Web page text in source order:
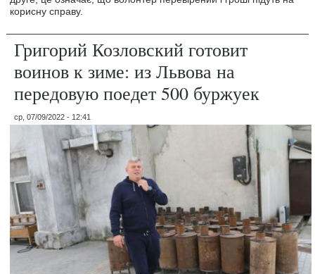
корисну справу.
Григорий Козловский готовит
воинов к зиме: из Львова на
передовую поедет 500 буржуек
ср, 07/09/2022 - 12:41